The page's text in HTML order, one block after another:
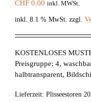
CHF 0.00 inkl. MWSt.
inkl. 8.1 % MwSt. zzgl.
KOSTENLOSES
Preisgruppe: 4,
halbtransparent,
Lieferzeit: Plisseestoren